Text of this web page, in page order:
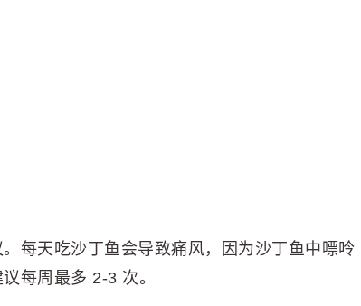
每天吃沙丁鱼会导致痛风，因为沙丁鱼中嘌呤
每周最多 2-3 次。